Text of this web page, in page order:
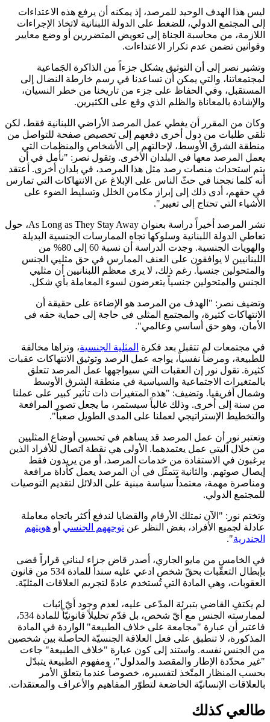
ليس هذا الهدف الوحيد للمرصد، إذ يمكنه أن يرفع هذه الاعتداءات
إلى المجتمع الدولي، للضغط على الدولة اللبنانية لاتخاذ الإجراءات
اللازمة، من محاسبة الجناة إلى تعويض المتضررين أو وضع معايير
وقوانين تضمن عدم تكرار الاعتداءات.
وتشير نصر إلى أن التوثيق يشكل جزءاً من الذاكرة الجَماعية
لمجتمعاتنا، والتي يمكن أن تساعدنا في رسم خارطة النضال إلى
المستقبل، وفي الحفاظ على جزء من تاريخنا من خطر النسيان،
والإشادة بالمعاناة والظلم الذي وقع على الكثيرين.
وكان من المقرر أن يغطي عمل المرصد الأراضي اللبنانية فقط، لكن
تلقي طلبات من دول أخرى دفعهم إلى تخصيص صفحة للتواصل من
منطقة الشرق الأوسط، لإحالتهم إلى الأشخاص والمنظمات التي
يعمل المرصد معها في البلدان الأخرى. وتقول نصر: "نأمل في أن
يتم استحداث منصات رصد مثل هذا المرصد، في بلدان أخرى. أعتقد
أنه كلما نجحنا في حثّ الناس على الإبلاغ عن الانتهاكات التي تمارس
في حقهم، أدى ذلك إلى إبراز مكامن الخلل وتسليط الضوء على
الأشياء التي تحتاج إلى تغيير".
نشر المرصد أخيراً دراسة بعنوان As Long as They Stay Away، حول
تعاطي الدولة اللبنانية وسلوكها تجاه الممارسات الجنسية البديلة
والهويات الجنسية. وجدت الدراسة أن نسبة 60 إلى 80% من
اللبنانيين لا يوافقون على العنف الممارس في حق مثليي الجنس
والمتحولين جنسياً. رغم ذلك، لا يرى معظم اللبنانيين أن مثليي
الجنس والمتحولين جنسياً يتعرضون لسوء المعاملة بأي شكل.
وتضيف نصر: "الهدف من المرصد هو الإضاءة على حقيقة أن
الانتهاكات كثيرة، والمجتمع المثلي في حاجة إلى حماية حقه في
الأمان، وهو حق أساسي وعالمي".
في مجتمعات لم تتقبل بعد فكرة المثلية الجنسية، وتراها مخالفة
للطبيعة، ومرضاً نفسياً، يواجه عمل الرصد وتوثيق الانتهاكات عقبات
كثيرة. تقول نور إن العقبات التي سيواجهها عمل المرصد تتعلق
بالمتغيرات الاجتماعية والسياسية في منطقة الشرق الأوسط
وشمال أفريقيا. وتضيف: "هذه المتغيرات ذات تأثير كبير على عملنا
من سنة إلى أخرى. وذلك غالباً سيستمر، ما يجعل تصور المرافعة
والتخطيط الإستراتيجي لعملنا على المدى الطويل صعباً".
وتعتبر نور أن عمل المرصد قد يساهم في تحسين أوضاع المثليين
من خلال آليتي عمل يعتمدهما. الأولى هي نقطة اتصال للأفراد الذين
يرغبون في الاستفادة من خدمات المرصد، أو من يريدون فقط
إيصال صوتهم. والثانية تتمثّل في أن المرصد يعمل كأداة مرافعة
ومناصرة مهمة، معتمداً سياسة مبنية على الدلائل لتقديم التوصيات
للمجتمع الدولي.
وتختم نور: "الآن نمتلك الأرقام والقضايا لندفع أكثر باتجاه معاملة
عادلة لجميع الأفراد، بغض النظر عن توجههم الجنسي أو هويتهم
الجندرية".
في الخامس من مايو الجاري، أصدر قاض جزاء لبناني قراراً قضى
بإبطال التعقّبات بحقّ شخص ادعي عليه سنداً للمادة 534 من قانون
العقوبات، وهي المادة التي تُستخدم عادةً لتجريم العلاقات المثليّة.
لم يكتفِ القاضي بتبرئة المدّعى عليه، لعدم وجود أيّ إثبات
لممارسته الجنس مع أيّ شخص، بل قدّم تحليلاً قانونيّاً للمادة 534،
فاعتبر أن عبارة "مجامعة على خلاف الطبيعة" الواردة في المادة
المذكورة، لا تنطبق على فعل العلاقة الجنسيّة الحاصلة بين شخصين
من الجنس نفسه. واستند إلى كون عبارة "خلاف الطبيعة" جاءت
"غير محدّدة الإطار والمقصد والمدلول"، ومفهوم الطبيعة يتبدّل
بحسب المنظار المتّخذ لتفسيره، خصوصاً عندما يتعلق الأمر
بالعلاقات الإنسانيّة الخاضعة لتطوّر المفاهيم والأعراف والمعتقدات.
طالعي كذلك